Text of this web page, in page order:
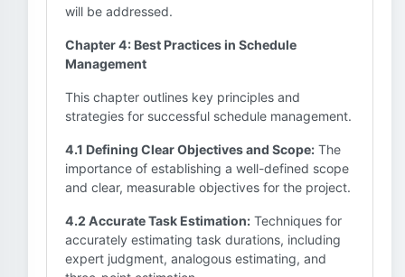
will be addressed.
Chapter 4: Best Practices in Schedule
Management
This chapter outlines key principles and
strategies for successful schedule management.
4.1 Defining Clear Objectives and Scope: The
importance of establishing a well-defined scope
and clear, measurable objectives for the project.
4.2 Accurate Task Estimation: Techniques for
accurately estimating task durations, including
expert judgment, analogous estimating, and